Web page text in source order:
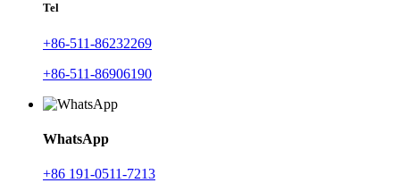
Tel
+86-511-86232269
+86-511-86906190
WhatsApp
+86 191-0511-7213